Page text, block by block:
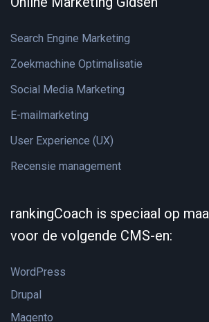
Search Engine Marketing
Zoekmachine Optimalisatie
Social Media Marketing
E-mailmarketing
User Experience (UX)
Recensie management
rankingCoach is speciaal op
voor de volgende CMS-en:
WordPress
Drupal
Magento